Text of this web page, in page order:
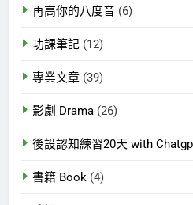
再高你的八度音 (6)
功課筆記 (12)
專業文章 (39)
影劇 Drama (26)
後設認知練習20天 with
書籍 Book (4)